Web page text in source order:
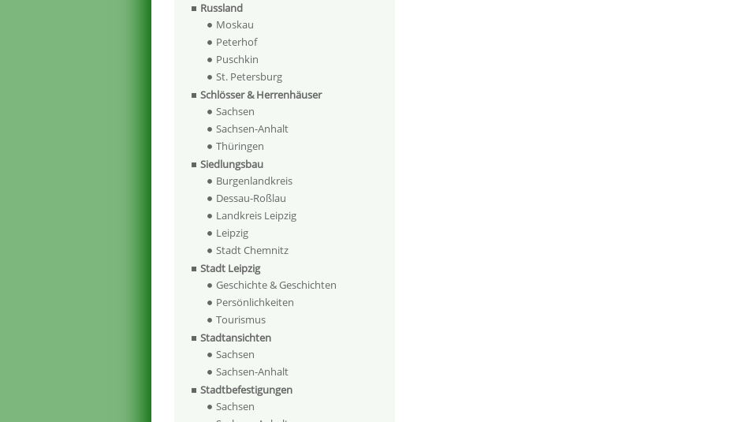
Russland
Moskau
Peterhof
Puschkin
St. Petersburg
Schlösser & Herrenhäuser
Sachsen
Sachsen-Anhalt
Thüringen
Siedlungsbau
Burgenlandkreis
Dessau-Roßlau
Landkreis Leipzig
Leipzig
Stadt Chemnitz
Stadt Leipzig
Geschichte & Geschichten
Persönlichkeiten
Tourismus
Stadtansichten
Sachsen
Sachsen-Anhalt
Stadtbefestigungen
Sachsen